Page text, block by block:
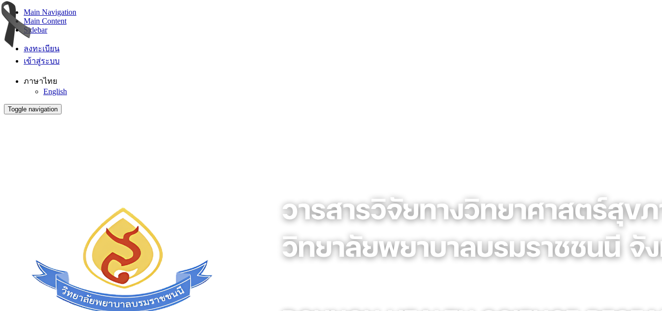
Main Navigation
Main Content
Sidebar
ลงทะเบียน
เข้าสู่ระบบ
ภาษาไทย
English
Toggle navigation